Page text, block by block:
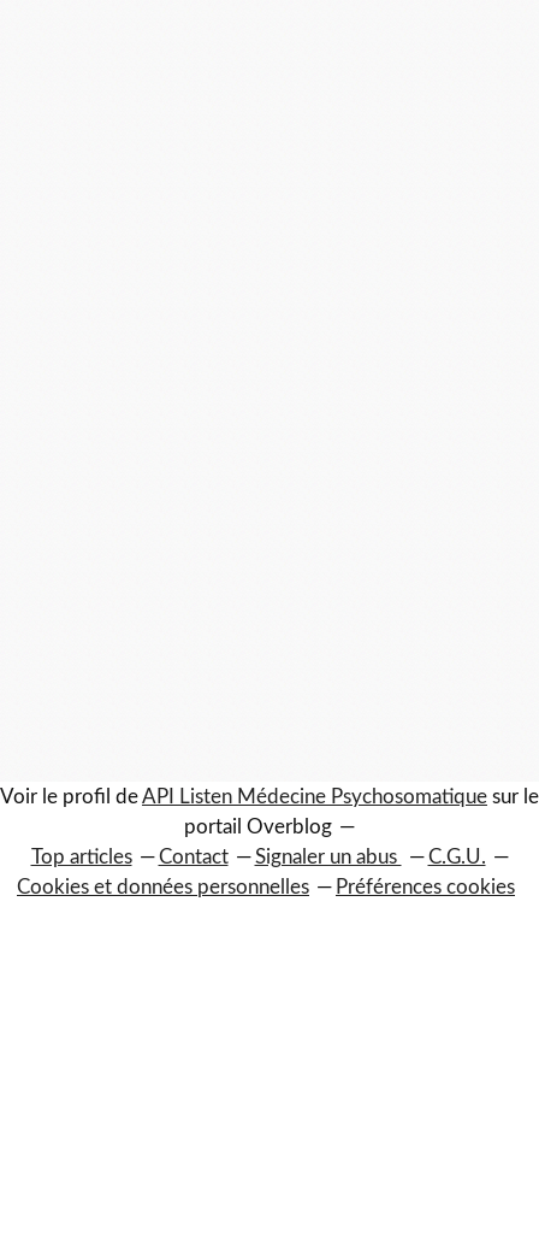
Voir le profil deAPI Listen Médecine Psychosomatique sur le
portail Overblog
Top articles
Contact Signaler un abus
C.G.U.
Cookies et données personnelles
Préférences cookies